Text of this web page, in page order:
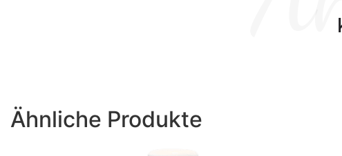
Ähnliche Produkte